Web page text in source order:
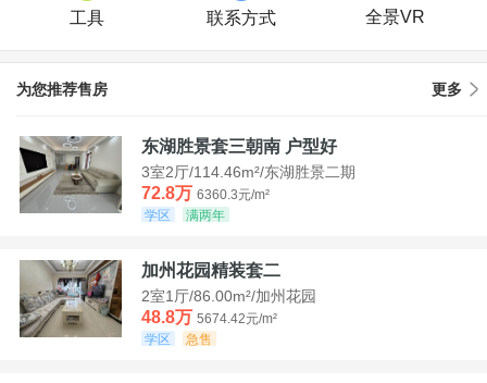
工具 联系方式 全景VR
为您推荐售房 更多
东湖胜景套三朝南 户型好
3室2厅/114.46m²/东湖胜景二期
72.8万 6360.3元/m²
学区
满两年
加州花园精装套二
2室1厅/86.00m²/加州花园
48.8万 5674.42元/m²
学区
急售